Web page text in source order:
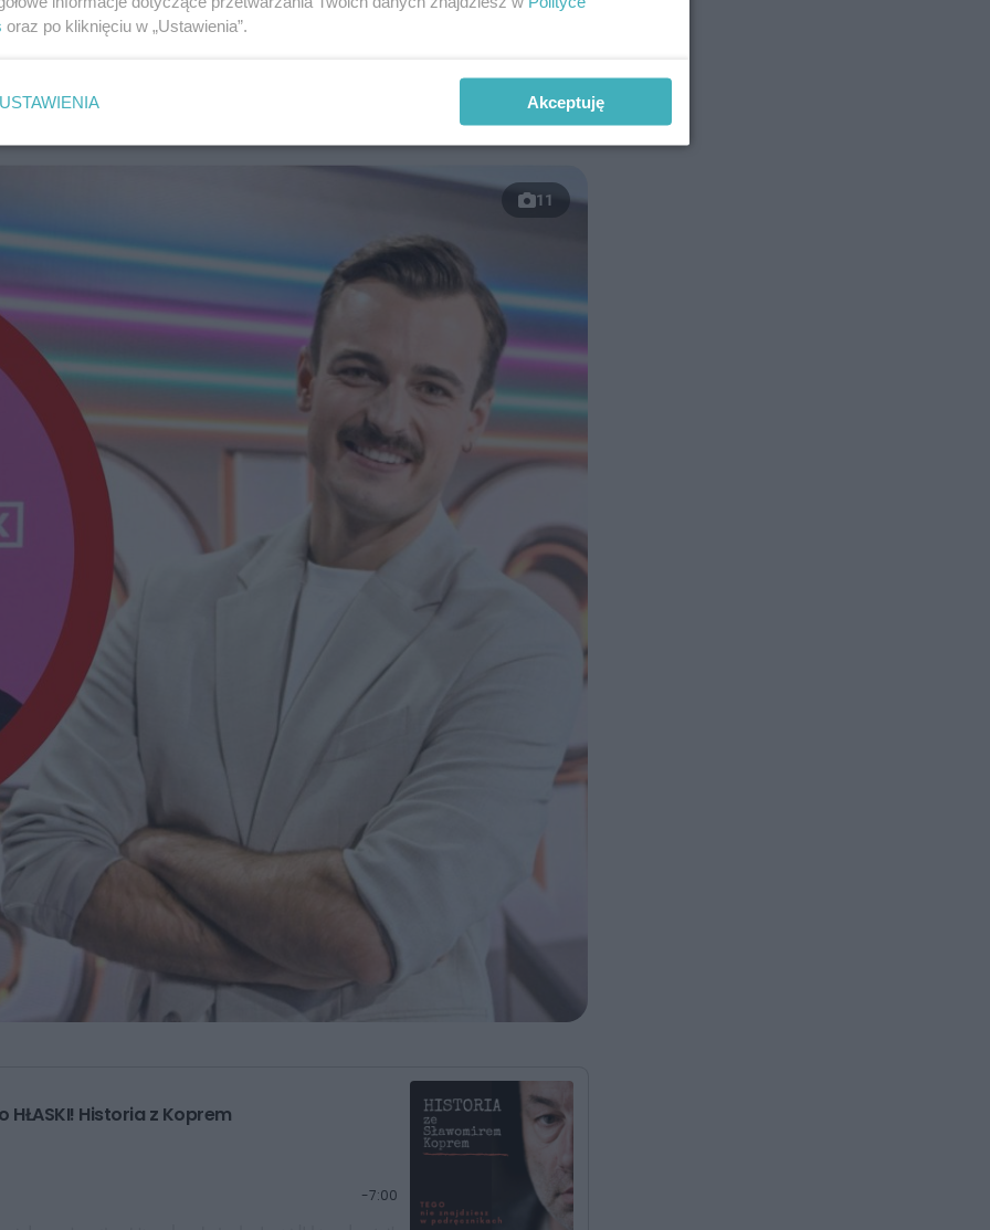
o to, czy chłopaki mają otwarty związek.Błażej Stencel
są bardzo otwarci, ale tylko kulinarnie. "
przyznał, że romantyczna relacja tylko we dwójkę.
ludzi do relacji przyjacielsko-kumpelskich są bardzo otwarci.
11
HŁASKI! Historia z Koprem
P
-7:00
oraz po kliknięciu w „Ustawienia”.
USTAWIENIA Akceptuję